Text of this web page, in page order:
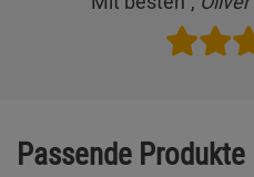
Passende Produkte